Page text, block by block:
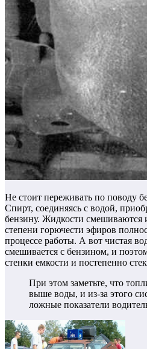
Не стоит переживать по поводу
Спирт, соединяясь с водой,
бензину. Жидкости смешиваются
степени горючести эфиров
процессе работы. А вот чистая
смешивается с бензином, и
стенки емкости и постепенно
При этом заметьте, что
выше воды, и из-за этого
ложные показатели